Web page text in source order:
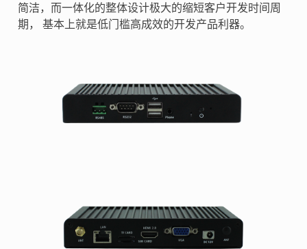
简洁，而一体化的整体设计极大的缩短客户开发时间周
期， 基本上就是低门槛高成效的开发产品利器。